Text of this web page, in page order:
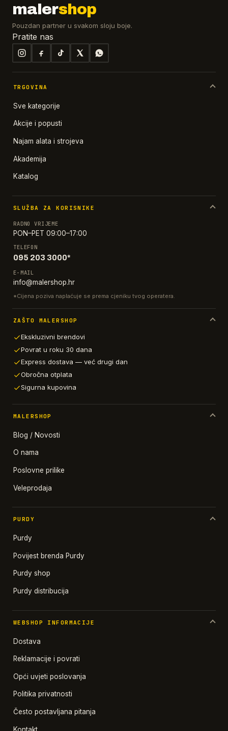
malershop
Pouzdan partner u svakom sloju boje.
Pratite nas
TRGOVINA
Sve kategorije
Akcije i popusti
Najam alata i strojeva
Akademija
Katalog
SLUŽBA ZA KORISNIKE
RADNO VRIJEME
PON–PET 09:00–17:00
TELEFON
095 203 3000*
E-MAIL
info@malershop.hr
*Cijena poziva naplaćuje se prema cjeniku tvog operatera.
ZAŠTO MALERSHOP
Ekskluzivni brendovi
Povrat u roku 30 dana
Express dostava — već drugi dan
Obročna otplata
Sigurna kupovina
MALERSHOP
Blog / Novosti
O nama
Poslovne prilike
Veleprodaja
PURDY
Purdy
Povijest brenda Purdy
Purdy shop
Purdy distribucija
WEBSHOP INFORMACIJE
Dostava
Reklamacije i povrati
Opći uvjeti poslovanja
Politika privatnosti
Često postavljana pitanja
Kontakt